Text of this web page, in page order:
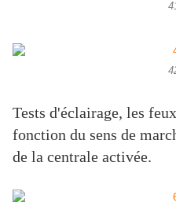
Tests d'éclairage, les
fonction du sens de
de la centrale activée.